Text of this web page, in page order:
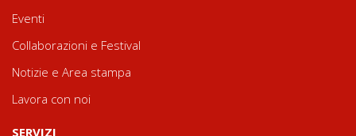
Eventi
Collaborazioni e Festival
Notizie e Area stampa
Lavora con noi
SERVIZI